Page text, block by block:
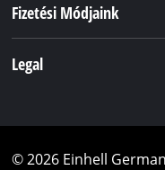
Fizetési Módjaink
Legal
© 2026 Einhell